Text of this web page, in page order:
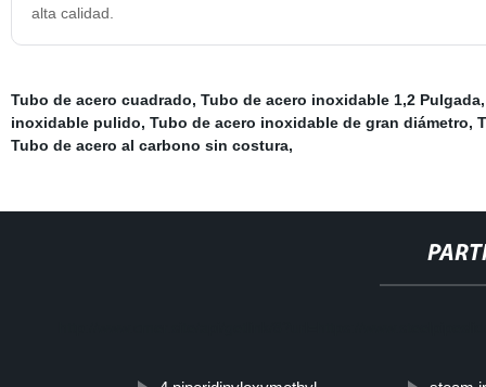
alta calidad.
Tubo de acero cuadrado, Tubo de acero inoxidable 1,2 Pulgada
inoxidable pulido, Tubo de acero inoxidable de gran diámetro,
Tubo de acero al carbono sin costura,